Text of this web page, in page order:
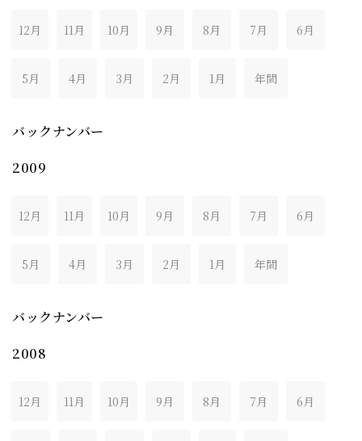
12月 11月 10月 9月 8月 7月 6月
5月 4月 3月 2月 1月 年間
バックナンバー
2009
12月 11月 10月 9月 8月 7月 6月
5月 4月 3月 2月 1月 年間
バックナンバー
2008
12月 11月 10月 9月 8月 7月 6月